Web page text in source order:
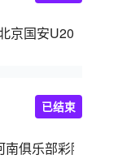
京国安U20
南俱乐部彩陶坊
已结束